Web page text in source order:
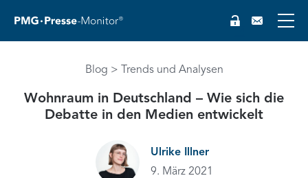
Blog Trends und Analysen
Wohnraum in Deutschland – Wie sich die
Debatte in den Medien entwickelt
Ulrike Illner
9. März 2021